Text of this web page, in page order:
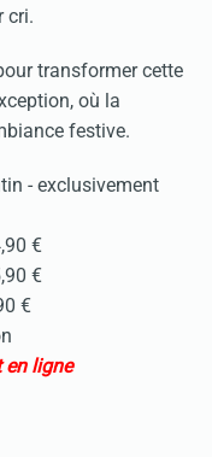
cri.
transformer cette
où la
festive.
- exclusivement
€
€
€
ligne